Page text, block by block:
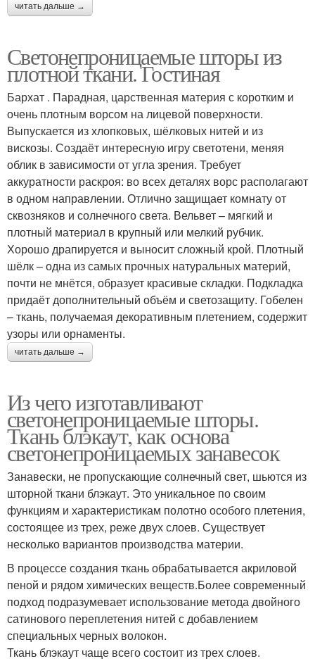
читать дальше →
Светонепроницаемые шторы из
плотной ткани. Гостиная
Бархат . Парадная, царственная материя с коротким и
очень плотным ворсом на лицевой поверхности.
Выпускается из хлопковых, шёлковых нитей и из
вискозы. Создаёт интересную игру светотени, меняя
облик в зависимости от угла зрения. Требует
аккуратности раскроя: во всех деталях ворс располагают
в одном направлении. Отлично защищает комнату от
сквозняков и солнечного света. Вельвет – мягкий и
плотный материал в крупный или мелкий рубчик.
Хорошо драпируется и выносит сложный крой. Плотный
шёлк – одна из самых прочных натуральных материй,
почти не мнётся, образует красивые складки. Подкладка
придаёт дополнительный объём и светозащиту. Гобелен
– ткань, получаемая декоративным плетением, содержит
узоры или орнаменты.
читать дальше →
Из чего изготавливают
светонепроницаемые шторы.
Ткань блэкаут, как основа
светонепроницаемых занавесок
Занавески, не пропускающие солнечный свет, шьются из
шторной ткани блэкаут. Это уникальное по своим
функциям и характеристикам полотно особого плетения,
состоящее из трех, реже двух слоев. Существует
несколько вариантов производства материи.
В процессе создания ткань обрабатывается акриловой
пеной и рядом химических веществ.Более современный
подход подразумевает использование метода двойного
сатинового переплетения нитей с добавлением
специальных черных волокон.
Ткань блэкаут чаще всего состоит из трех слоев.